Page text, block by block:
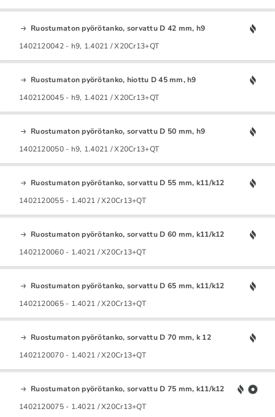
Ruostumaton pyörötanko, sorvattu D 42 mm, h9
1402120042 - h9, 1.4021 / X20Cr13+QT
Ruostumaton pyörötanko, hiottu D 45 mm, h9
1402120045 - h9, 1.4021 / X20Cr13+QT
Ruostumaton pyörötanko, sorvattu D 50 mm, h9
1402120050 - h9, 1.4021 / X20Cr13+QT
Ruostumaton pyörötanko, sorvattu D 55 mm, k11/k12
1402120055 - 1.4021 / X20Cr13+QT
Ruostumaton pyörötanko, sorvattu D 60 mm, k11/k12
1402120060 - 1.4021 / X20Cr13+QT
Ruostumaton pyörötanko, sorvattu D 65 mm, k11/k12
1402120065 - 1.4021 / X20Cr13+QT
Ruostumaton pyörötanko, sorvattu D 70 mm, k 12
1402120070 - 1.4021 / X20Cr13+QT
Ruostumaton pyörötanko, sorvattu D 75 mm, k11/k12
1402120075 - 1.4021 / X20Cr13+QT